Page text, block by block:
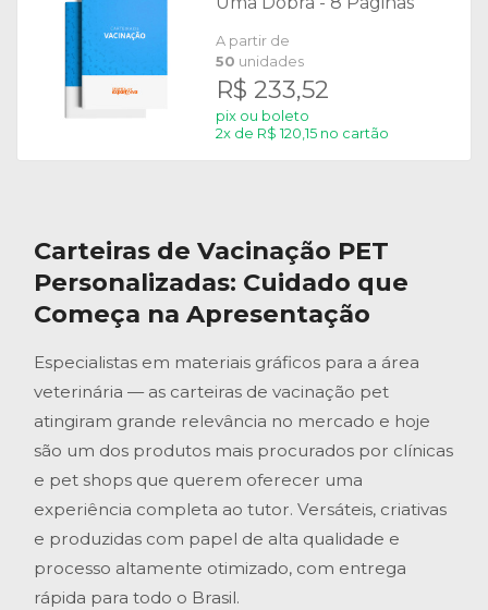
A partir de
50 unidades
R$ 233,52
pix ou boleto
2x de R$ 120,15 no cartão
Carteiras de Vacinação PET
Personalizadas: Cuidado que
Começa na Apresentação
Especialistas em materiais gráficos para a área
veterinária — as carteiras de vacinação pet
atingiram grande relevância no mercado e hoje
são um dos produtos mais procurados por clínicas
e pet shops que querem oferecer uma
experiência completa ao tutor. Versáteis, criativas
e produzidas com papel de alta qualidade e
processo altamente otimizado, com entrega
rápida para todo o Brasil.